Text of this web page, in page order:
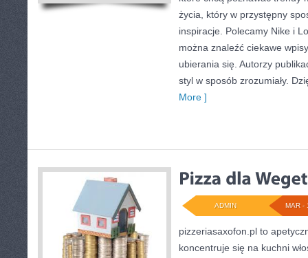
życia, który w przystępny
inspiracje. Polecamy Nike i
można znaleźć ciekawe
ubierania się. Autorzy
styl w sposób zrozumiały.
More ]
MAR -
ADMIN
pizzeriasaxofon.pl to
koncentruje się na kuchni